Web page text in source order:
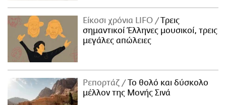
Είκοσι χρόνια LIFO
Tρεις
σημαντικοί Έλληνες μουσικοί, τρεις
μεγάλες απώλειες
Ρεπορτάζ
Το θολό και δύσκολο
μέλλον της Μονής Σινά